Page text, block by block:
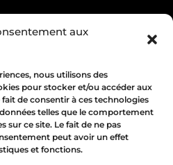
aux
nous utilisons des
pour stocker et/ou accéder aux
de consentir à ces technologies
telles que le comportement
sur ce site. Le fait de ne pas
peut avoir un effet
et fonctions.